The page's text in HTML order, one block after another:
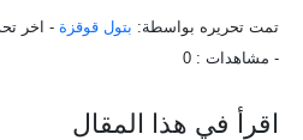
تمت تحريره بواسطة: بتول قوقزة - اخر
- مشاهدات : 0
اقرأ في هذا المقال